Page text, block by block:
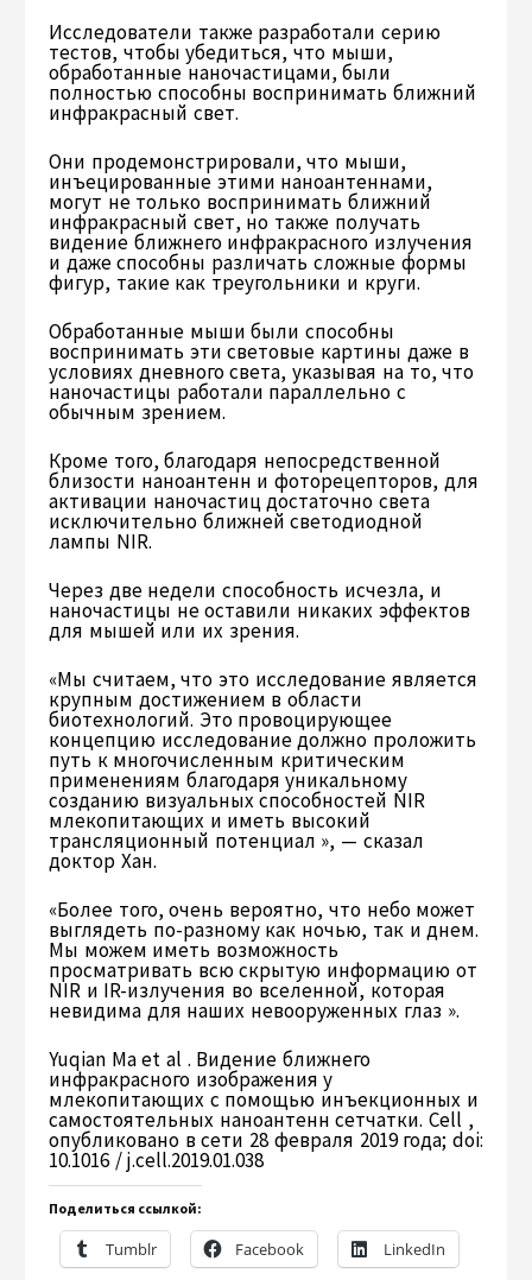
Исследователи также разработали серию
тестов, чтобы убедиться, что мыши,
обработанные наночастицами, были
полностью способны воспринимать ближний
инфракрасный свет.
Они продемонстрировали, что мыши,
инъецированные этими наноантеннами,
могут не только воспринимать ближний
инфракрасный свет, но также получать
видение ближнего инфракрасного излучения
и даже способны различать сложные формы
фигур, такие как треугольники и круги.
Обработанные мыши были способны
воспринимать эти световые картины даже в
условиях дневного света, указывая на то, что
наночастицы работали параллельно с
обычным зрением.
Кроме того, благодаря непосредственной
близости наноантенн и фоторецепторов, для
активации наночастиц достаточно света
исключительно ближней светодиодной
лампы NIR.
Через две недели способность исчезла, и
наночастицы не оставили никаких эффектов
для мышей или их зрения.
«Мы считаем, что это исследование является
крупным достижением в области
биотехнологий. Это провоцирующее
концепцию исследование должно проложить
путь к многочисленным критическим
применениям благодаря уникальному
созданию визуальных способностей NIR
млекопитающих и иметь высокий
трансляционный потенциал », — сказал
доктор Хан.
«Более того, очень вероятно, что небо может
выглядеть по-разному как ночью, так и днем.
Мы можем иметь возможность
просматривать всю скрытую информацию от
NIR и IR-излучения во вселенной, которая
невидима для наших невооруженных глаз ».
Yuqian Ma et al . Видение ближнего
инфракрасного изображения у
млекопитающих с помощью инъекционных и
самостоятельных наноантенн сетчатки. Cell ,
опубликовано в сети 28 февраля 2019 года; doi:
10.1016 / j.cell.2019.01.038
Поделиться ссылкой:
Tumblr Facebook LinkedIn